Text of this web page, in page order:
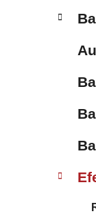
o